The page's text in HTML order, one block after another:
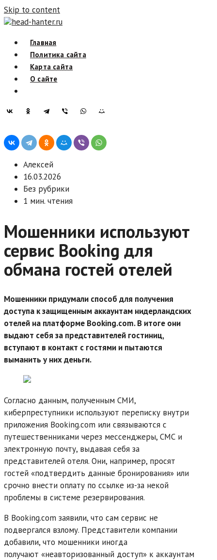
Skip to content
head-hanter.ru
Главная
Политика сайта
Карта сайта
О сайте
Алексей
16.03.2026
Без рубрики
1 мин. чтения
Мошенники используют
сервис Booking для
обмана гостей отелей
Мошенники придумали способ для получения
доступа к защищенным аккаунтам нидерландских
отелей на платформе Booking.com. В итоге они
выдают себя за представителей гостиниц,
вступают в контакт с гостями и пытаются
выманить у них деньги.
Согласно данным, полученным СМИ,
киберпреступники используют переписку внутри
приложения Booking.com или связываются с
путешественниками через мессенджеры, СМС и
электронную почту, выдавая себя за
представителей отеля. Они, например, просят
гостей «подтвердить данные бронирования» или
срочно внести оплату по ссылке из-за некой
проблемы в системе резервирования.
В Booking.com заявили, что сам сервис не
подвергался взлому. Представители компании
добавили, что мошенники иногда
получают «неавторизованный доступ» к аккаунтам